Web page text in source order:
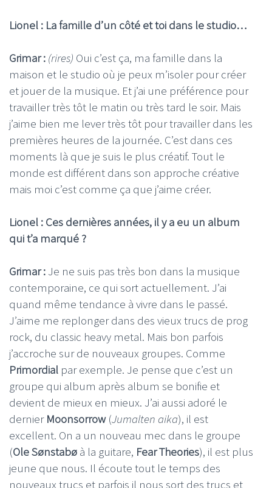
Lionel : La famille d’un côté et toi dans le studio…
Grimar : (rires) Oui c’est ça, ma famille dans la
maison et le studio où je peux m’isoler pour créer
et jouer de la musique. Et j’ai une préférence pour
travailler très tôt le matin ou très tard le soir. Mais
j’aime bien me lever très tôt pour travailler dans les
premières heures de la journée. C’est dans ces
moments là que je suis le plus créatif. Tout le
monde est différent dans son approche créative
mais moi c’est comme ça que j’aime créer.
Lionel : Ces dernières années, il y a eu un album
qui t’a marqué ?
Grimar : Je ne suis pas très bon dans la musique
contemporaine, ce qui sort actuellement. J’ai
quand même tendance à vivre dans le passé.
J’aime me replonger dans des vieux trucs de prog
rock, du classic heavy metal. Mais bon parfois
j’accroche sur de nouveaux groupes. Comme
Primordial par exemple. Je pense que c’est un
groupe qui album après album se bonifie et
devient de mieux en mieux. J’ai aussi adoré le
dernier Moonsorrow(Jumalten aika), il est
excellent. On a un nouveau mec dans le groupe
(Ole Sønstabø à la guitare, Fear Theories), il est plus
jeune que nous. Il écoute tout le temps des
nouveaux trucs et parfois il nous sort des trucs et